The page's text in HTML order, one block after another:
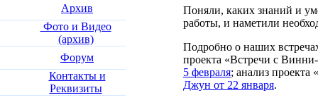
Архив
Фото и Видео
(архив)
Форум
Контакты и
Реквизиты
Поняли, каких знаний и
работы, и наметили
Подробно о наших
проекта «Встречи с
5 февраля; анализ
Джун от 22 января.